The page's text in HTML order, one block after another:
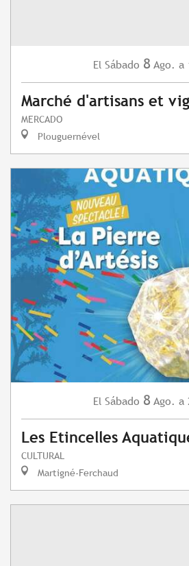
El Sábado 8 Ago. a
Marché d'artisans et
MERCADO
Plouguernével
El Sábado 8 Ago. a
Les Etincelles
CULTURAL
Martigné-Ferchaud